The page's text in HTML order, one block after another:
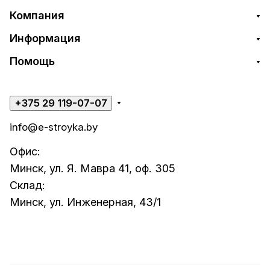
Компания
Информация
Помощь
+375 29 119-07-07
info@e-stroyka.by
Офис:
Минск, ул. Я. Мавра 41, оф. 305
Склад:
Минск, ул. Инженерная, 43/1